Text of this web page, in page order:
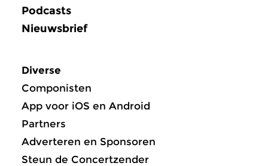
Podcasts
Nieuwsbrief
Diverse
Componisten
App voor iOS en Android
Partners
Adverteren en Sponsoren
Steun de Concertzender